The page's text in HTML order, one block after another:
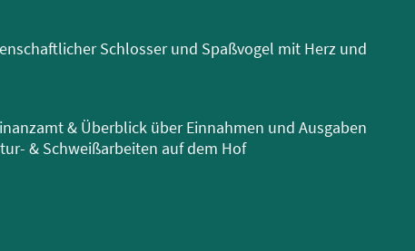
Schlosser und Spaßvogel mit Herz und
& Überblick über Einnahmen und Ausgaben
& Schweißarbeiten auf dem Hof